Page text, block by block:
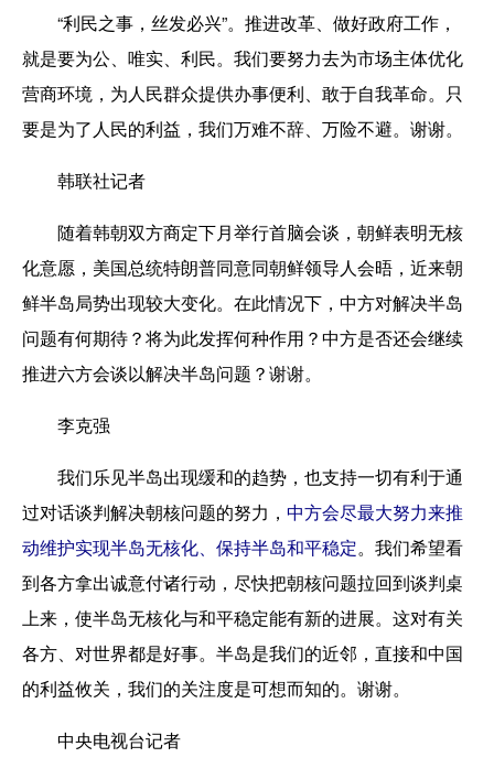
“利民之事，丝发必兴”。推进改革、做好政府工作，
就是要为公、唯实、利民。我们要努力去为市场主体优化
营商环境，为人民群众提供办事便利、敢于自我革命。只
要是为了人民的利益，我们万难不辞、万险不避。谢谢。
韩联社记者
随着韩朝双方商定下月举行首脑会谈，朝鲜表明无核
化意愿，美国总统特朗普同意同朝鲜领导人会晤，近来朝
鲜半岛局势出现较大变化。在此情况下，中方对解决半岛
问题有何期待？将为此发挥何种作用？中方是否还会继续
推进六方会谈以解决半岛问题？谢谢。
李克强
我们乐见半岛出现缓和的趋势，也支持一切有利于通
过对话谈判解决朝核问题的努力， 中方会尽最大努力来推
动维护实现半岛无核化、保持半岛和平稳定。我们希望看
到各方拿出诚意付诸行动，尽快把朝核问题拉回到谈判桌
上来，使半岛无核化与和平稳定能有新的进展。这对有关
各方、对世界都是好事。半岛是我们的近邻，直接和中国
的利益攸关，我们的关注度是可想而知的。谢谢。
中央电视台记者